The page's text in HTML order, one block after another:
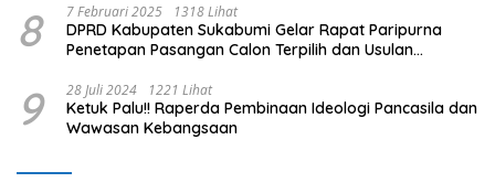
8 7 Februari 2025 1318 Lihat
DPRD Kabupaten Sukabumi Gelar Rapat Paripurna
Penetapan Pasangan Calon Terpilih dan Usulan
9 28 Juli 2024 1221 Lihat
Ketuk Palu!! Raperda Pembinaan Ideologi Pancasila dan
Wawasan Kebangsaan